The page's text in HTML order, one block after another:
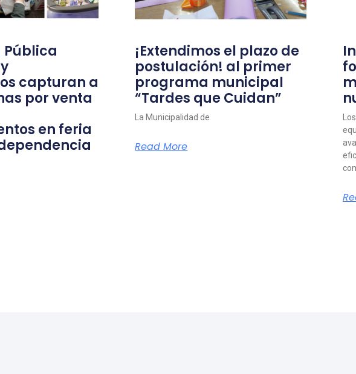
capturan a
por venta
en feria
¡Extendimos el plazo de
postulación! al primer
programa municipal
“Tardes que Cuidan”
La Municipalidad de
Read More